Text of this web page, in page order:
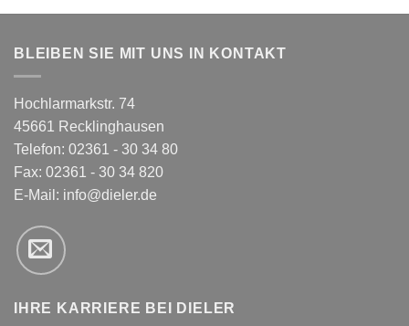
BLEIBEN SIE MIT UNS IN KONTAKT
Hochlarmarkstr. 74
45661 Recklinghausen
Telefon: 02361 - 30 34 80
Fax: 02361 - 30 34 820
E-Mail: info@dieler.de
IHRE KARRIERE BEI DIELER